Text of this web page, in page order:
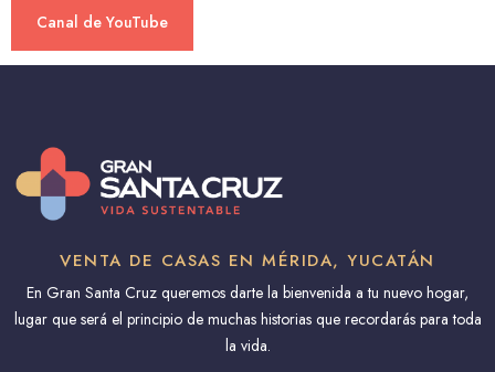
Canal de YouTube
VENTA DE CASAS EN MÉRIDA, YUCATÁN
En Gran Santa Cruz queremos darte la bienvenida a tu nuevo hogar,
lugar que será el principio de muchas historias que recordarás para toda
la vida.